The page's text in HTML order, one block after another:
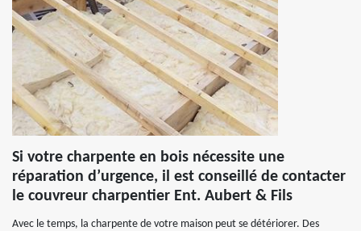
Si votre charpente en bois nécessite une
réparation d’urgence, il est conseillé de contacter
le couvreur charpentier Ent. Aubert & Fils
Avec le temps, la charpente de votre maison peut se détériorer. Des